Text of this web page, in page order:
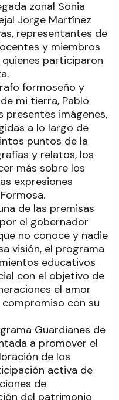
zonal Sonia
Jorge Martínez
representantes de
y miembros
participaron
formoseño y
mi tierra, Pablo
imágenes,
a lo largo de
puntos de la
y relatos, los
más sobre los
expresiones
de las premisas
el gobernador
no conoce y nadie
visión, el programa
educativos
con el objetivo de
el amor
con su
Guardianes de
a promover el
de los
activa de
de
del patrimonio